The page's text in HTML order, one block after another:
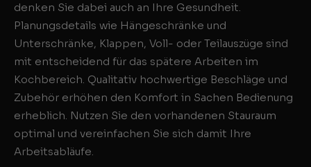
denken Sie dabei auch an Ihre Gesundheit.
Planungsdetails wie Hängeschränke und
Unterschränke, Klappen, Voll- oder Teilauszüge sind
mit entscheidend für das spätere Arbeiten im
Kochbereich. Qualitativ hochwertige Beschläge und
Zubehör erhöhen den Komfort in Sachen Bedienung
erheblich. Nutzen Sie den vorhandenen Stauraum
optimal und vereinfachen Sie sich damit Ihre
Arbeitsabläufe.